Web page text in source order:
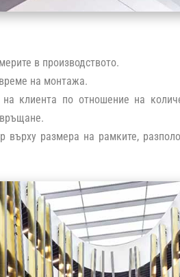
в производството.
на монтажа.
клиента по отношение на
върху размера на рамките,